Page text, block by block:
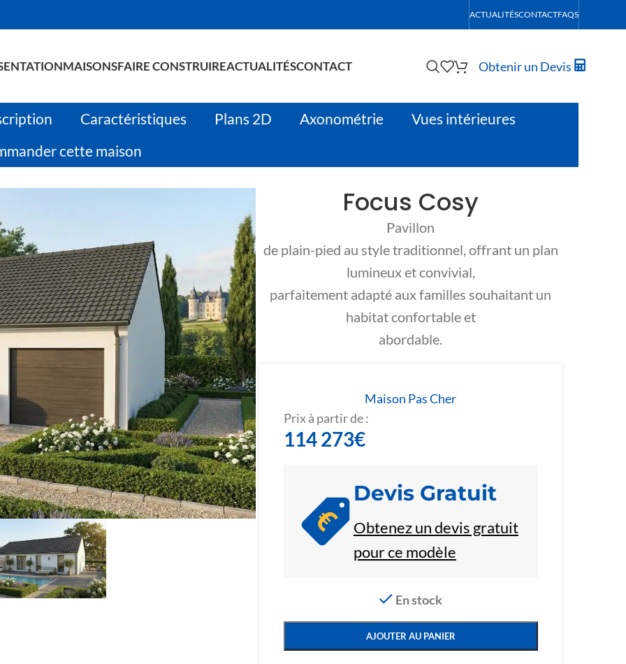
ACTUALITÉSCONTACTFAQS
MAISONSFAIRE CONSTRUIREACTUALITÉSCONTACT Obtenir un Devis
Caractéristiques Plans 2D Axonométrie
Vues intérieures
cette maison
Focus Cosy
Pavillon
de plain-pied au style traditionnel, offrant un plan
lumineux et convivial,
parfaitement adapté aux familles souhaitant un
habitat confortable et
abordable.
Maison Pas Cher
Prix à partir de :
114 273€
Devis Gratuit
Obtenez un devis gratuit
pour ce modèle
En stock
AJOUTER AU PANIER